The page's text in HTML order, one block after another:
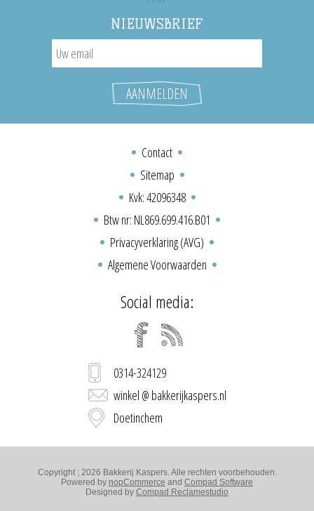
NIEUWSBRIEF
Contact
Sitemap
Kvk: 42096348
Btw nr: NL869.699.416.B01
Privacyverklaring (AVG)
Algemene Voorwaarden
Social media:
0314-324129
winkel @ bakkerijkaspers.nl
Doetinchem
Copyright ; 2026 Bakkerij Kaspers. Alle rechten voorbehouden.
Powered by nopCommerce and Compad Software
Designed by Compad Reclamestudio